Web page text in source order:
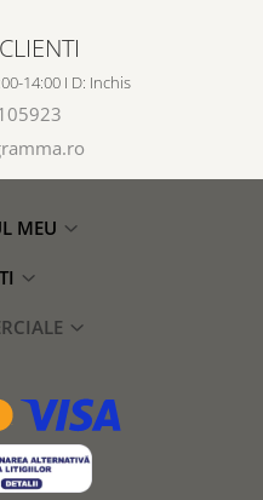
14:00 I D: Inchis
MEU